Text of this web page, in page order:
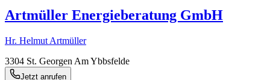
Artmüller Energieberatung GmbH
Hr. Helmut Artmüller
3304 St. Georgen Am Ybbsfelde
Jetzt anrufen